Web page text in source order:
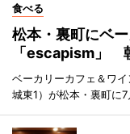
食べる
松本・裏町にベ
「escapism」
ベーカリーカフェ＆ワ
城東1）が松本・裏町に